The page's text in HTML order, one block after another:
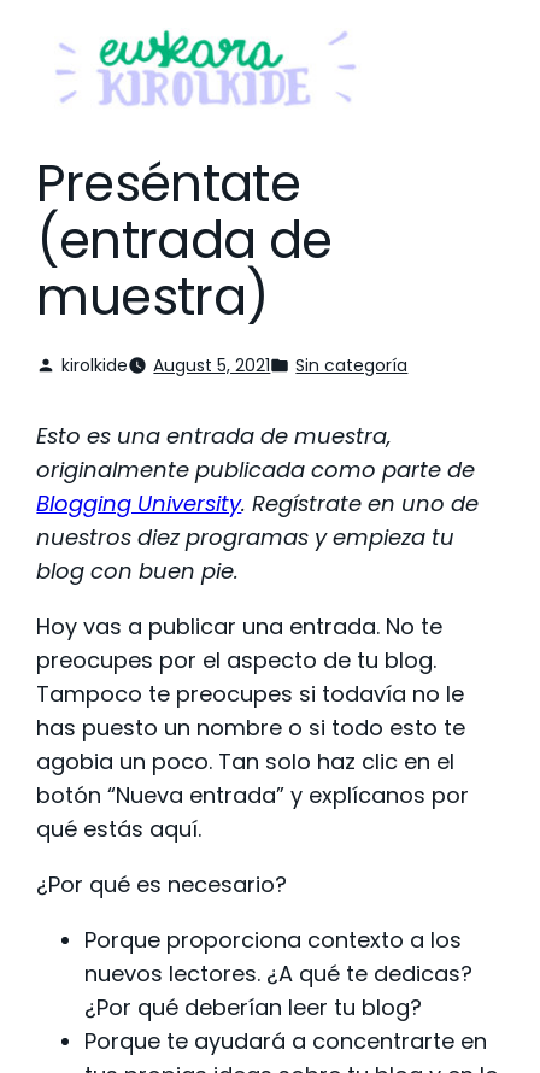
Preséntate
(entrada de
muestra)
kirolkide August 5, 2021 Sin categoría
Esto es una entrada de muestra,
originalmente publicada como parte de
Blogging University. Regístrate en uno de
nuestros diez programas y empieza tu
blog con buen pie.
Hoy vas a publicar una entrada. No te
preocupes por el aspecto de tu blog.
Tampoco te preocupes si todavía no le
has puesto un nombre o si todo esto te
agobia un poco. Tan solo haz clic en el
botón “Nueva entrada” y explícanos por
qué estás aquí.
¿Por qué es necesario?
Porque proporciona contexto a los
nuevos lectores. ¿A qué te dedicas?
¿Por qué deberían leer tu blog?
Porque te ayudará a concentrarte en